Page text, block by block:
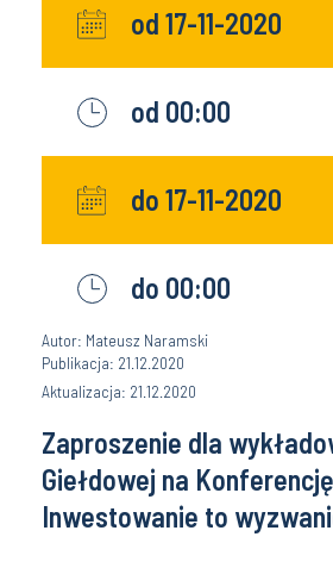
od 17-11-2020
od 00:00
do 17-11-2020
do 00:00
Autor: Mateusz Naramski
Publikacja: 21.12.2020
Aktualizacja: 21.12.2020
Zaproszenie dla
Giełdowej na
Inwestowanie to